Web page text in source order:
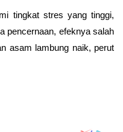
tingkat stres yang tinggi,
pencernaan, efeknya salah
asam lambung naik, perut